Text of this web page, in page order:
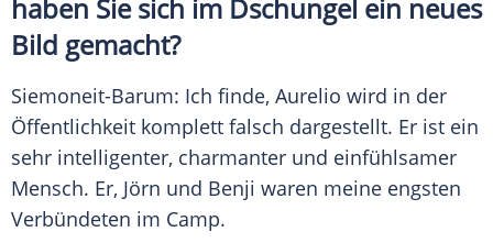
haben Sie sich im Dschungel ein neues
Bild gemacht?
Siemoneit-Barum: Ich finde, Aurelio wird in der
Öffentlichkeit komplett falsch dargestellt. Er ist ein
sehr intelligenter, charmanter und einfühlsamer
Mensch. Er, Jörn und Benji waren meine engsten
Verbündeten im Camp.